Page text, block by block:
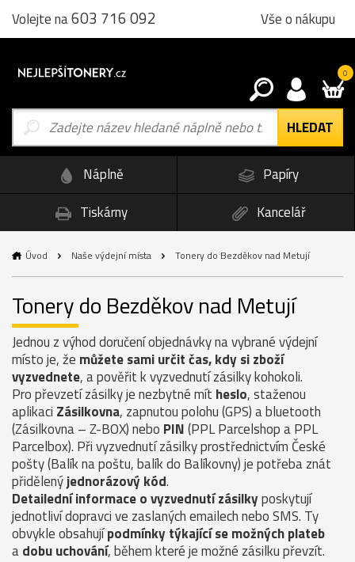
Volejte na603 716 092 Vše o nákupu
0
Náplně
Papíry
Tiskárny
Kancelář
Úvod Naše výdejní místa Tonery do Bezděkov nad Metují
Tonery do Bezděkov nad Metují
Jednou z výhod doručení objednávky na vybrané výdejní
místo je, že můžete sami určit čas, kdy si zboží
vyzvednete, a pověřit k vyzvednutí zásilky kohokoli.
Pro převzetí zásilky je nezbytné mít heslo, staženou
aplikaci Zásilkovna, zapnutou polohu (GPS) a bluetooth
(Zásilkovna – Z-BOX) nebo PIN(PPL Parcelshop a PPL
Parcelbox). Při vyzvednutí zásilky prostřednictvím České
pošty (Balík na poštu, balík do Balíkovny) je potřeba znát
přidělenýjednorázový kód.
Detailední informace o vyzvednutí zásilkyposkytují
jednotliví dopravci ve zaslaných emailech nebo SMS. Ty
obvykle obsahujípodmínky týkající se možných plateb
adobu uchování, během které je možné zásilku převzít.